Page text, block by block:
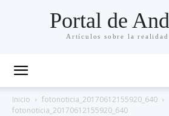
Portal de
Artículos sobre la realidad
Inicio
fotonoticia_20170612155920_640
fotonoticia_20170612155920_640